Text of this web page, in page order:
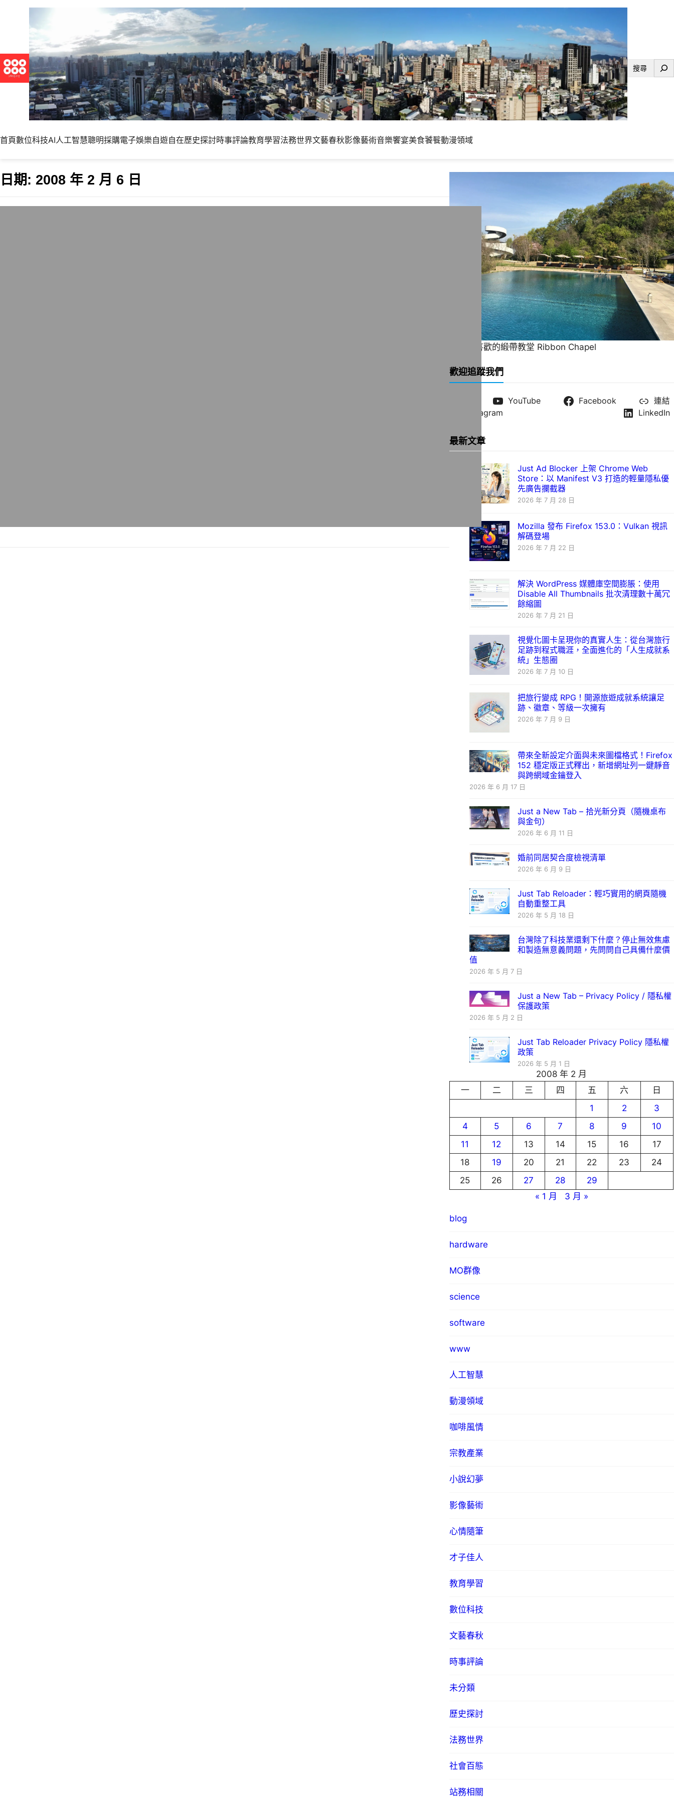
搜
首頁數位科技AI人工智慧聰明採購電子娛樂自遊自在歷史探討時事評論教育學習法務世界文藝春秋影像藝術音樂饗宴美食饕餮動漫領域
日期: 2008 年 2 月 6 日
一直很喜歡的緞帶教堂 Ribbon Chapel
歡迎追蹤我們
YouTube Facebook
連結
Instagram
LinkedIn
最新文章
Just Ad Blocker 上架 Chrome Web
Store：以 Manifest V3 打造的輕量隱私優
先廣告攔截器
2026 年 7 月 28 日
Mozilla 發布 Firefox 153.0：Vulkan 視訊
解碼登場
2026 年 7 月 22 日
解決 WordPress 媒體庫空間膨脹：使用
Disable All Thumbnails 批次清理數十萬冗
餘縮圖
2026 年 7 月 21 日
視覺化圖卡呈現你的真實人生：從台灣旅行
足跡到程式職涯，全面進化的「人生成就系
統」生態圈
2026 年 7 月 10 日
把旅行變成 RPG！開源旅遊成就系統讓足
跡、徽章、等級一次擁有
2026 年 7 月 9 日
帶來全新設定介面與未來圖檔格式！Firefox
152 穩定版正式釋出，新增網址列一鍵靜音
與跨網域金鑰登入
2026 年 6 月 17 日
Just a New Tab – 拾光新分頁（隨機桌布
與金句）
2026 年 6 月 11 日
婚前同居契合度檢視清單
2026 年 6 月 9 日
Just Tab Reloader：輕巧實用的網頁隨機
自動重整工具
2026 年 5 月 18 日
台灣除了科技業還剩下什麼？停止無效焦慮
和製造無意義問題，先問問自己具備什麼價
值
2026 年 5 月 7 日
Just a New Tab – Privacy Policy / 隱私權
保護政策
2026 年 5 月 2 日
Just Tab Reloader Privacy Policy 隱私權
政策
2026 年 5 月 1 日
2008 年 2 月
一
二 三 四 五 六
日
1
2
3
4
5 6 7 8 9
10
11
12 13 14 15 16
17
18
19 20 21 22 23
24
25
26 27 28
29
« 1 月
3 月 »
blog
hardware
MO群像
science
software
www
人工智慧
動漫領域
咖啡風情
宗教產業
小說幻夢
影像藝術
心情隨筆
才子佳人
教育學習
數位科技
文藝春秋
時事評論
未分類
歷史探討
法務世界
社會百態
站務相關